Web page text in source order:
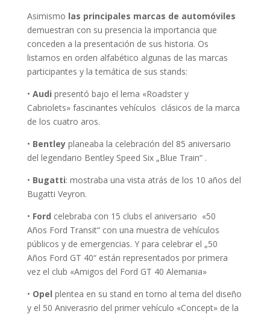
Asimismo las principales marcas de automóviles
demuestran con su presencia la importancia que
conceden a la presentación de sus historia. Os
listamos en orden alfabético algunas de las marcas
participantes y la temática de sus stands:
• Audi presentó bajo el lema «Roadster y
Cabriolets» fascinantes vehículos clásicos de la marca
de los cuatro aros.
• Bentleyplaneaba la celebración del 85 aniversario
del legendario Bentley Speed Six „Blue Train“ .
• Bugatti: mostraba una vista atrás de los 10 años del
Bugatti Veyron.
• Ford celebraba con 15 clubs el aniversario «50
Años Ford Transit“ con una muestra de vehículos
públicos y de emergencias. Y para celebrar el „50
Años Ford GT 40“ están representados por primera
vez el club «Amigos del Ford GT 40 Alemania»
• Opel plentea en su stand en torno al tema del diseño
y el 50 Aniverasrio del primer vehículo «Concept» de la